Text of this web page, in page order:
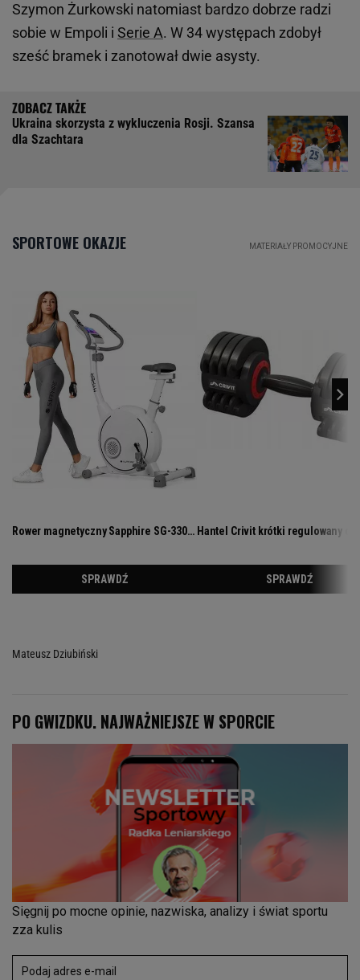
Szymon Żurkowski natomiast bardzo dobrze radzi
sobie w Empoli i Serie A. W 34 występach zdobył
sześć bramek i zanotował dwie asysty.
Ukraina skorzysta z wykluczenia Rosji. Szansa
dla Szachtara
Mateusz Dziubiński